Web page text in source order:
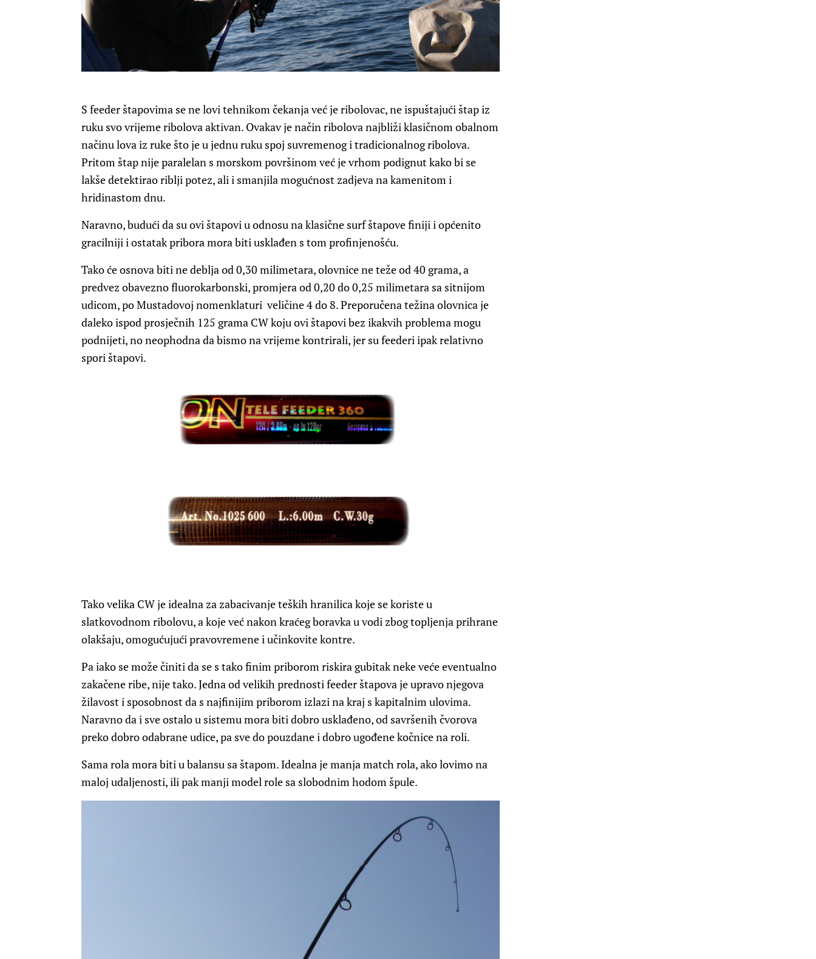
S feeder štapovima se ne lovi tehnikom čekanja već je ribolovac, ne ispuštajući štap iz
ruku svo vrijeme ribolova aktivan. Ovakav je način ribolova najbliži klasičnom obalnom
načinu lova iz ruke što je u jednu ruku spoj suvremenog i tradicionalnog ribolova.
Pritom štap nije paralelan s morskom površinom već je vrhom podignut kako bi se
lakše detektirao riblji potez, ali i smanjila mogućnost zadjeva na kamenitom i
hridinastom dnu.
Naravno, budući da su ovi štapovi u odnosu na klasične surf štapove finiji i općenito
gracilniji i ostatak pribora mora biti usklađen s tom profinjenošću.
Tako će osnova biti ne deblja od 0,30 milimetara, olovnice ne teže od 40 grama, a
predvez obavezno fluorokarbonski, promjera od 0,20 do 0,25 milimetara sa sitnijom
udicom, po Mustadovoj nomenklaturi veličine 4 do 8. Preporučena težina olovnica je
daleko ispod prosječnih 125 grama CW koju ovi štapovi bez ikakvih problema mogu
podnijeti, no neophodna da bismo na vrijeme kontrirali, jer su feederi ipak relativno
spori štapovi.
Tako velika CW je idealna za zabacivanje teških hranilica koje se koriste u
slatkovodnom ribolovu, a koje već nakon kraćeg boravka u vodi zbog topljenja prihrane
olakšaju, omogućujući pravovremene i učinkovite kontre.
Pa iako se može činiti da se s tako finim priborom riskira gubitak neke veće eventualno
zakačene ribe, nije tako. Jedna od velikih prednosti feeder štapova je upravo njegova
žilavost i sposobnost da s najfinijim priborom izlazi na kraj s kapitalnim ulovima.
Naravno da i sve ostalo u sistemu mora biti dobro usklađeno, od savršenih čvorova
preko dobro odabrane udice, pa sve do pouzdane i dobro ugođene kočnice na roli.
Sama rola mora biti u balansu sa štapom. Idealna je manja match rola, ako lovimo na
maloj udaljenosti, ili pak manji model role sa slobodnim hodom špule.